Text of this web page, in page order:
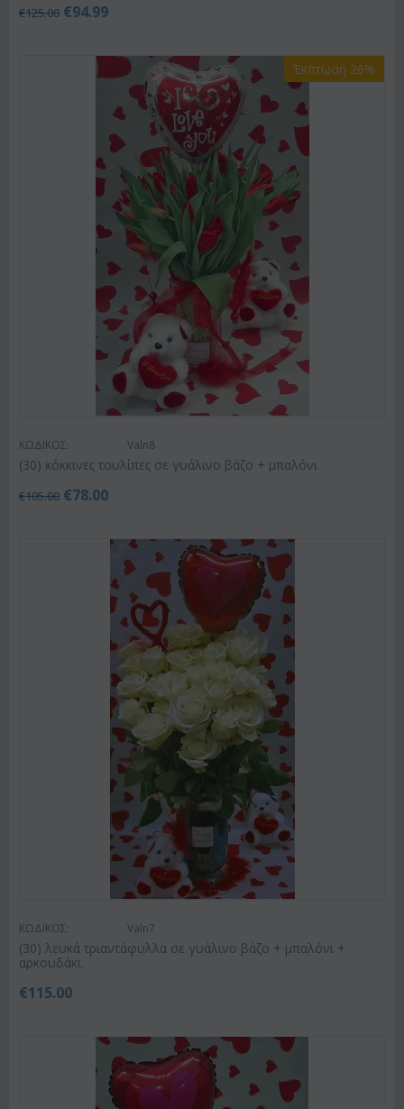
€125.00 €94.99
Έκπτωση 26%
ΚΩΔΙΚΟΣ: Valn8
(30) κόκκινες τουλίπες σε γυάλινο βάζο + μπαλόνι
€105.00 €78.00
ΚΩΔΙΚΟΣ: Valn7
(30) λευκά τριαντάφυλλα σε γυάλινο βάζο + μπαλόνι +
αρκουδάκι.
€115.00